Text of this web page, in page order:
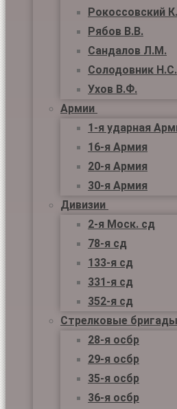
Рокоссовский
Рябов В.В.
Сандалов Л.М.
Солодовник Н.С.
Ухов В.Ф.
Армии
1-я ударная
16-я Армия
20-я Армия
30-я Армия
Дивизии
2-я Моск. сд
78-я сд
133-я сд
331-я сд
352-я сд
Стрелковые бригады
28-я осбр
29-я осбр
35-я осбр
36-я осбр